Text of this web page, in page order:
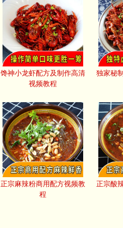
馋神小龙虾配方及制作高清
视频教程
独家秘
正宗麻辣粉商用配方视频教
程
正宗酸